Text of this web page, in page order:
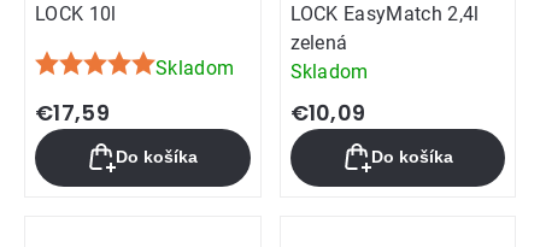
LOCK 10l
Priemerné
hodnotenie
produktu
je
5,0
Skladom
€17,59
Do košíka
LOCK EasyMatch 2,4l
zelená
Skladom
€10,09
Do košíka